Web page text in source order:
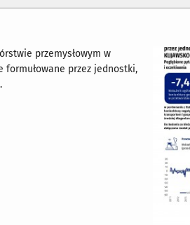
przemysłowym w
przez jednostki,